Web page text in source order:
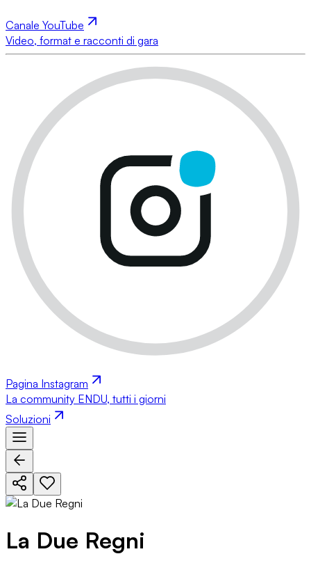
Canale YouTube
Video, format e racconti di gara
Pagina Instagram
La community ENDU, tutti i giorni
Soluzioni
La Due Regni